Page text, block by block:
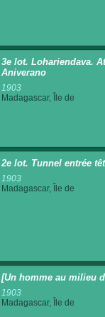
3e lot. Lohariendava.
Aniverano
1903
Madagascar, Île de
2e lot. Tunnel entrée
1903
Madagascar, Île de
[Un homme au milieu
1903
Madagascar, Île de